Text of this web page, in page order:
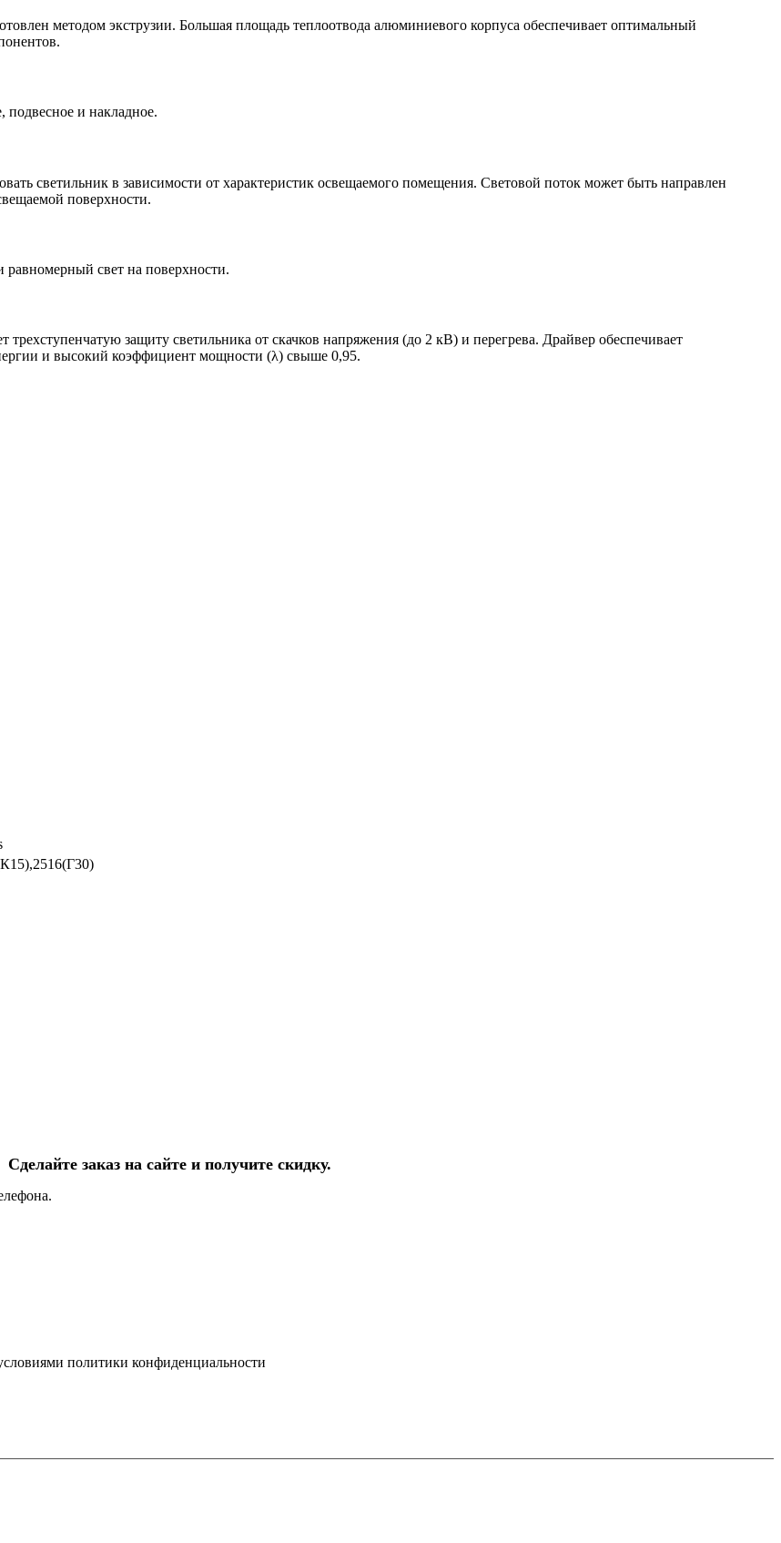
методом экструзии. Большая площадь теплоотвода алюминиевого корпуса обеспечивает оптимальный
подвесное и накладное.
светильник в зависимости от характеристик освещаемого помещения. Световой поток может быть направлен
поверхности.
свет на поверхности.
трехступенчатую защиту светильника от скачков напряжения (до 2 кВ) и перегрева. Драйвер обеспечивает
и высокий коэффициент мощности (λ) свыше 0,95.
Сделайте заказ на сайте и получите скидку.
политики конфиденциальности